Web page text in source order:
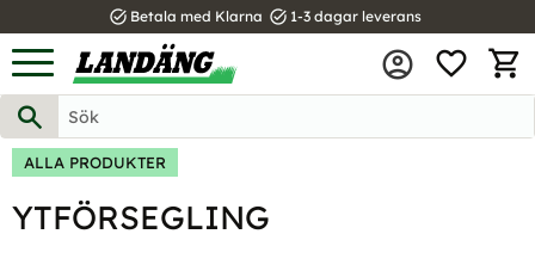
Meny
task_alt Betala med Klarna task_alt 1-3 dagar leverans
ALLA PRODUKTER
YTFÖRSEGLING